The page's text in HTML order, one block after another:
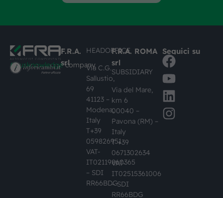
#busknowledgecompany
F.R.A.
srl
HEADOFFICE
Via C.G.
Sallustio,
69
41123 –
Modena,
Italy
T+39
059826951
VAT-
IT02119860365
– SDI
RR66BDG
F.R.A. ROMA
srl
SUBSIDIARY
Via del Mare,
km 6
00040 –
Pavona (RM) –
Italy
T +39
0671302634
VAT-
IT02515361006
– SDI
RR66BDG
Seguici su